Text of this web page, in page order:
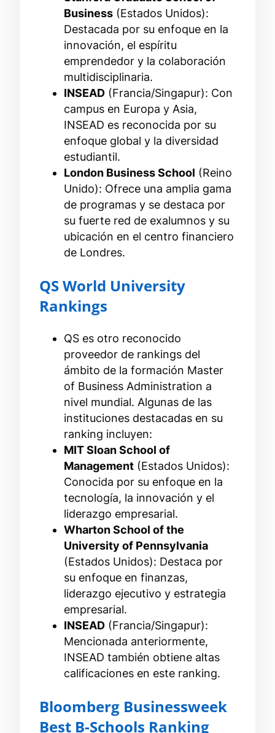
Business (Estados Unidos):
Destacada por su enfoque en la
innovación, el espíritu
emprendedor y la colaboración
multidisciplinaria.
INSEAD (Francia/Singapur): Con
campus en Europa y Asia,
INSEAD es reconocida por su
enfoque global y la diversidad
estudiantil.
London Business School (Reino
Unido): Ofrece una amplia gama
de programas y se destaca por
su fuerte red de exalumnos y su
ubicación en el centro financiero
de Londres.
QS World University
Rankings
QS es otro reconocido
proveedor de rankings del
ámbito de la formación Master
of Business Administration a
nivel mundial. Algunas de las
instituciones destacadas en su
ranking incluyen:
MIT Sloan School of
Management (Estados Unidos):
Conocida por su enfoque en la
tecnología, la innovación y el
liderazgo empresarial.
Wharton School of the
University of Pennsylvania
(Estados Unidos): Destaca por
su enfoque en finanzas,
liderazgo ejecutivo y estrategia
empresarial.
INSEAD (Francia/Singapur):
Mencionada anteriormente,
INSEAD también obtiene altas
calificaciones en este ranking.
Bloomberg Businessweek
Best B-Schools Ranking